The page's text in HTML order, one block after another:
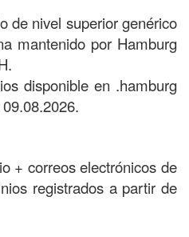
de nivel superior genérico
mantenido por Hamburg
disponible en .hamburg
+ correos electrónicos de
registrados a partir de